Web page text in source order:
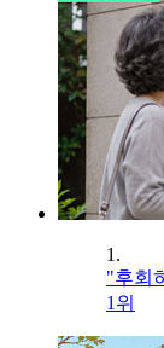
1.
"후회
1위